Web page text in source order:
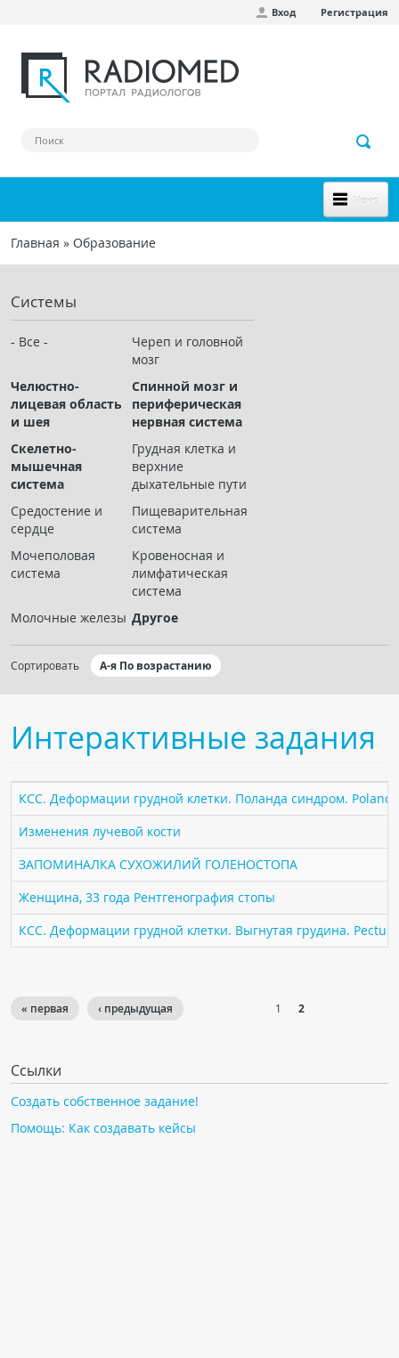
Вход Регистрация
Меню
НОВОЕ НА САЙТЕ
СООБЩЕСТВО
Клинические наблюдения
Чат RADIOMED
ОБРАЗОВАНИЕ
Интерактивные задания
Презентации
Публикации
Журнал "Лучевая диагностика и терапия"
КНИЖНЫЙ МАГАЗИН
ПАЦИЕНТАМ
Где пройти обследование
Компьютерная томография (КТ)
Магнитно-резонансная томография (МРТ)
Спросить врача
Вы здесь
Главная » Образование
Системы
- Все -
Череп и головной
мозг
Челюстно-
лицевая область
и шея
Спинной мозг и
периферическая
нервная система
Скелетно-
мышечная
система
Грудная клетка и
верхние
дыхательные пути
Средостение и
сердце
Пищеварительная
система
Мочеполовая
система
Кровеносная и
лимфатическая
система
Молочные железы Другое
Сортировать А-я По возрастанию
Интерактивные задания
КСС. Деформации грудной клетки. Поланда синдром. Poland
Изменения лучевой кости
ЗАПОМИНАЛКА СУХОЖИЛИЙ ГОЛЕНОСТОПА
Женщина, 33 года Рентгенография стопы
КСС. Деформации грудной клетки. Выгнутая грудина. Pectus
« первая ‹ предыдущая 1 2
Ссылки
Создать собственное задание!
Помощь: Как создавать кейсы